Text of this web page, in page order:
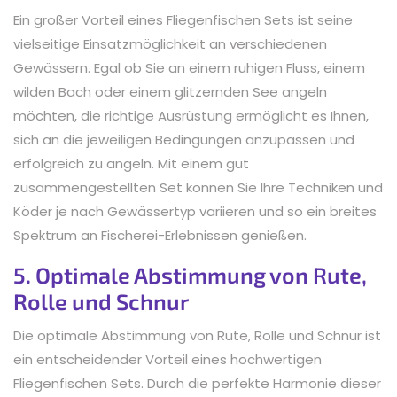
Ein großer Vorteil eines Fliegenfischen Sets ist seine
vielseitige Einsatzmöglichkeit an verschiedenen
Gewässern. Egal ob Sie an einem ruhigen Fluss, einem
wilden Bach oder einem glitzernden See angeln
möchten, die richtige Ausrüstung ermöglicht es Ihnen,
sich an die jeweiligen Bedingungen anzupassen und
erfolgreich zu angeln. Mit einem gut
zusammengestellten Set können Sie Ihre Techniken und
Köder je nach Gewässertyp variieren und so ein breites
Spektrum an Fischerei-Erlebnissen genießen.
5. Optimale Abstimmung von Rute,
Rolle und Schnur
Die optimale Abstimmung von Rute, Rolle und Schnur ist
ein entscheidender Vorteil eines hochwertigen
Fliegenfischen Sets. Durch die perfekte Harmonie dieser